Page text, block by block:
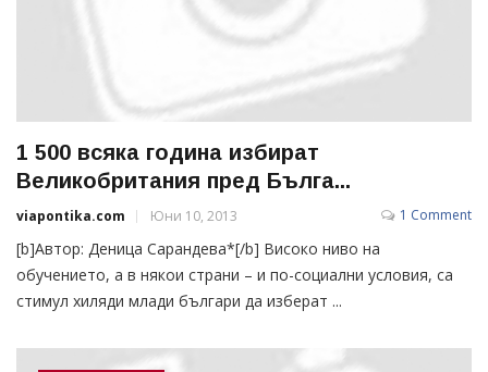
1 500 всяка година избират
Великобритания пред Бълга...
viapontika.com Юни 10, 2013 1 Comment
[b]Автор: Деница Сарандева*[/b] Високо ниво на
обучението, а в някои страни – и по-социални условия, са
стимул хиляди млади българи да изберат ...